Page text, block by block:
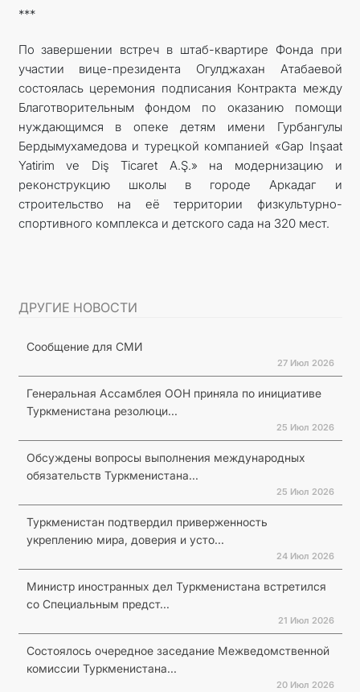
***
По завершении встреч в штаб-квартире Фонда при
участии вице-президента Огулджахан Атабаевой
состоялась церемония подписания Контракта между
Благотворительным фондом по оказанию помощи
нуждающимся в опеке детям имени Гурбангулы
Бердымухамедова и турецкой компанией «Gap Inşaat
Yatirim ve Diş Ticaret A.Ş.» на модернизацию и
реконструкцию школы в городе Аркадаг и
строительство на её территории физкультурно-
спортивного комплекса и детского сада на 320 мест.
ДРУГИЕ НОВОСТИ
Сообщение для СМИ
27 Июл 2026
Генеральная Ассамблея ООН приняла по инициативе
Туркменистана резолюци...
25 Июл 2026
Обсуждены вопросы выполнения международных
обязательств Туркменистана...
25 Июл 2026
Туркменистан подтвердил приверженность
укреплению мира, доверия и усто...
24 Июл 2026
Министр иностранных дел Туркменистана встретился
со Специальным предст...
21 Июл 2026
Состоялось очередное заседание Межведомственной
комиссии Туркменистана...
20 Июл 2026